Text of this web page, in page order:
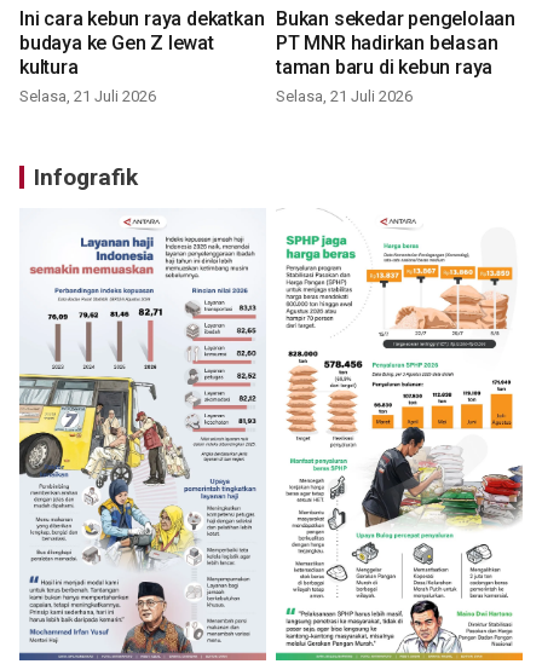
Ini cara kebun raya dekatkan
budaya ke Gen Z lewat
kultura
Selasa, 21 Juli 2026
Bukan sekedar pengelolaan
PT MNR hadirkan belasan
taman baru di kebun raya
Selasa, 21 Juli 2026
Infografik